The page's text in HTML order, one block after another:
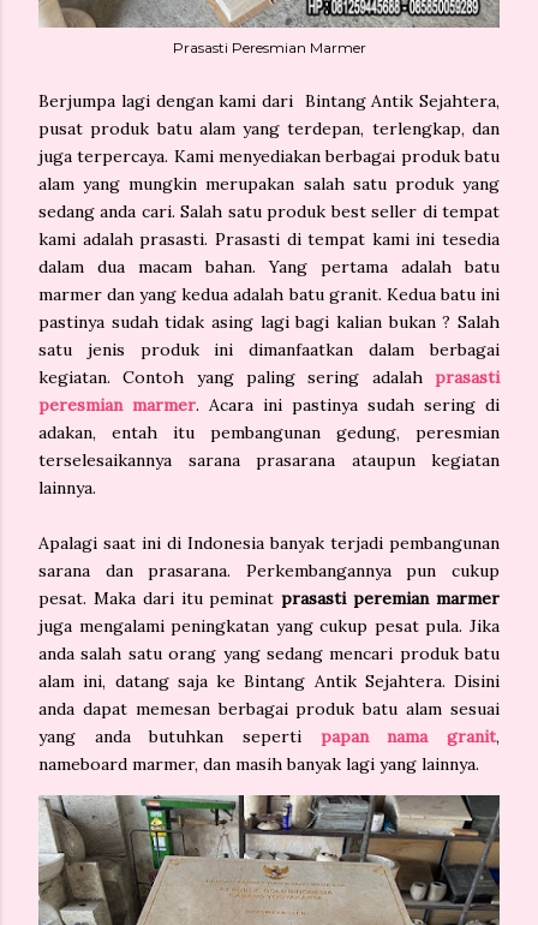
Prasasti Peresmian Marmer
Berjumpa lagi dengan kami dari Bintang Antik Sejahtera,
pusat produk batu alam yang terdepan, terlengkap, dan
juga terpercaya. Kami menyediakan berbagai produk batu
alam yang mungkin merupakan salah satu produk yang
sedang anda cari. Salah satu produk best seller di tempat
kami adalah prasasti. Prasasti di tempat kami ini tesedia
dalam dua macam bahan. Yang pertama adalah batu
marmer dan yang kedua adalah batu granit. Kedua batu ini
pastinya sudah tidak asing lagi bagi kalian bukan ? Salah
satu jenis produk ini dimanfaatkan dalam berbagai
kegiatan. Contoh yang paling sering adalah prasasti
peresmian marmer. Acara ini pastinya sudah sering di
adakan, entah itu pembangunan gedung, peresmian
terselesaikannya sarana prasarana ataupun kegiatan
lainnya.
Apalagi saat ini di Indonesia banyak terjadi pembangunan
sarana dan prasarana. Perkembangannya pun cukup
pesat. Maka dari itu peminatprasasti peremian marmer
juga mengalami peningkatan yang cukup pesat pula. Jika
anda salah satu orang yang sedang mencari produk batu
alam ini, datang saja ke Bintang Antik Sejahtera. Disini
anda dapat memesan berbagai produk batu alam sesuai
yang anda butuhkan seperti papan nama granit,
nameboard marmer, dan masih banyak lagi yang lainnya.